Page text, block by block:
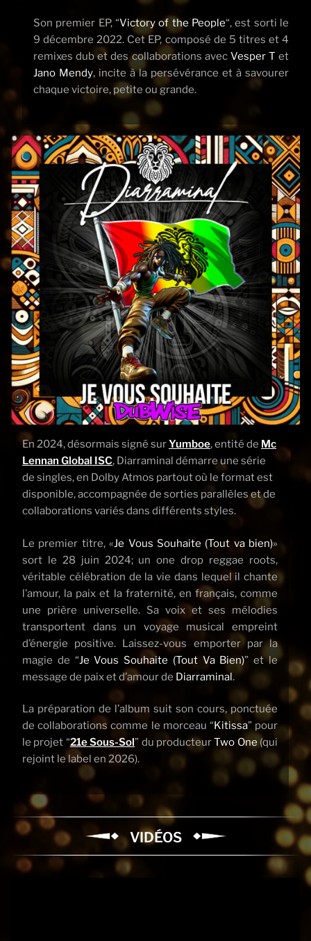
Son premier EP, “Victory of the People“, est sorti le
9 décembre 2022. Cet EP, composé de 5 titres et 4
remixes dub et des collaborations avec Vesper T et
Jano Mendy, incite à la persévérance et à savourer
chaque victoire, petite ou grande.
En 2024, désormais signé surYumboe, entité de Mc
Lennan Global ISC, Diarraminal démarre une série
de singles, en Dolby Atmos partout où le format est
disponible, accompagnée de sorties parallèles et de
collaborations variés dans différents styles.
Le premier titre, «Je Vous Souhaite (Tout va bien)»
sort le 28 juin 2024; un one drop reggae roots,
véritable célébration de la vie dans lequel il chante
l’amour, la paix et la fraternité, en français, comme
une prière universelle. Sa voix et ses mélodies
transportent dans un voyage musical empreint
d’énergie positive. Laissez-vous emporter par la
magie de “Je Vous Souhaite (Tout Va Bien)” et le
message de paix et d’amour de Diarraminal.
La préparation de l’album suit son cours, ponctuée
de collaborations comme le morceau “Kitissa” pour
le projet “21e Sous-Sol” du producteurTwo One (qui
rejoint le label en 2026).
VIDÉOS